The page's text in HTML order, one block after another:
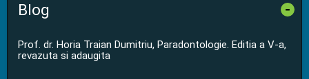
Blog -
Prof. dr. Horia Traian Dumitriu, Paradontologie. Editia a V-a,
revazuta si adaugita